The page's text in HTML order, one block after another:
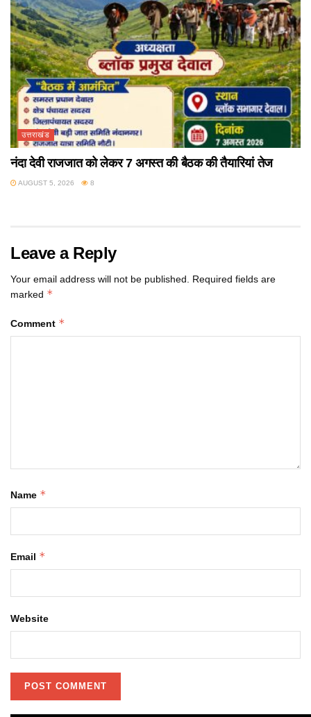
उत्तराखंड
नंदा देवी राजजात को लेकर 7 अगस्त की बैठक की तैयारियां तेज
AUGUST 5, 2026 8
Leave a Reply
Your email address will not be published. Required fields are
marked *
Comment *
Name *
Email *
Website